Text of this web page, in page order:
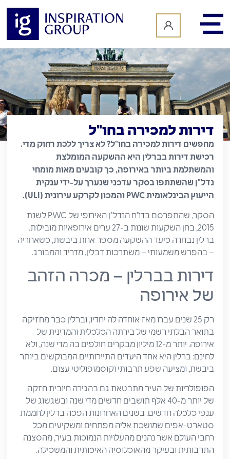
דירות למכירה בחו"ל
מחפשים דירות למכירה בחו"ל? לא צריך ללכת רחוק מדי.
רכישת דירות בברלין היא ההשקעה המומלצת
והמשתלמת ביותר באירופה, כך קובעים מאות מומחי
נדל"ן שהשתתפו בסקר עדכני שנערך על-ידי ענקית
הייעוץ הבינלאומית PWC והמכון לקרקע עירונית (ULI).
הסקר, שהתפרסם בדו"ח הנדל"ן האירופי של PWC לשנת
2015, בחן השקעות שונות ב-27 ערים אירופאיות מובילות.
ברלין נבחרה כיעד ההשקעה מספר אחת ביבשת, כשאחריה
– בהפרש משמעותי – משתרכות דבלין, מדריד והמבורג.
דירות בברלין – מכרה הזהב
של אירופה
רק 25 שנים עברו מאז אוחדה לה יחדיו, וברלין כבר מחזיקה
בתואר הבלתי רשמי של בירתה הכלכלית והמדינית של
אירופה. יותר מ-12 מיליון מבקרים חולפים בה מדי שנה, ולא
לחינם: ברלין היא אחד היעדים התיירותיים המבוקשים ביותר
ביבשת, ומציעה שפע תרבותי וקוסמופוליטי עצום.
הפופולריות של העיר מתבטאת גם בהגירה חיובית חזקה
של יותר מ-40 אלף תושבים חדשים מדי שנה ובשגשוג של
ענפי כלכלה חדשים. בשנים האחרונות הפכה ברלין לחממת
סטארט-אפים שמושכת אליה מפתחים ומשקיעים מכל
רחבי העולם אשר נהנים מהעלויות הנמוכות בעיר, מהסצנה
התרבותית ובעיקר מהאוכלוסיה האיכותית והמשכילה.